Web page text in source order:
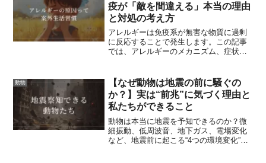
疫が「敵を間違える」本当の理由
と対処の考え方
アレルギーは免疫系が無害な物質に過剰
に反応することで発生します。この記事
では、アレルギーのメカニズム、症状、
動物
【なぜ動物は地震の前に騒ぐの
か？】実は“前兆”に気づく理由と
私たちができること
動物は本当に地震を予知できるのか？微
細振動、低周波音、地下ガス、電場変化
など、地震前に起こる“4つの環境変化”を